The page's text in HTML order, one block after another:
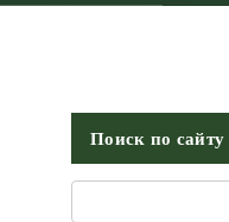
Поиск по сайту